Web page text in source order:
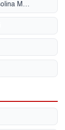
Rua Esmeraldino Cavalcanti Torres, Vila Isolina Mazzei